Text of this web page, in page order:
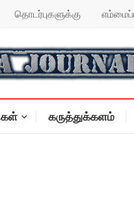
தொடர்புகளுக்கு
கருத்துக்களம்